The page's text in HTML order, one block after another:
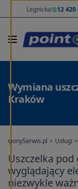
Legnicka 12 420
Wymiana
Kraków
OponySerwis.pl > Usługi >
Uszczelka
wyglądający
niezwykle